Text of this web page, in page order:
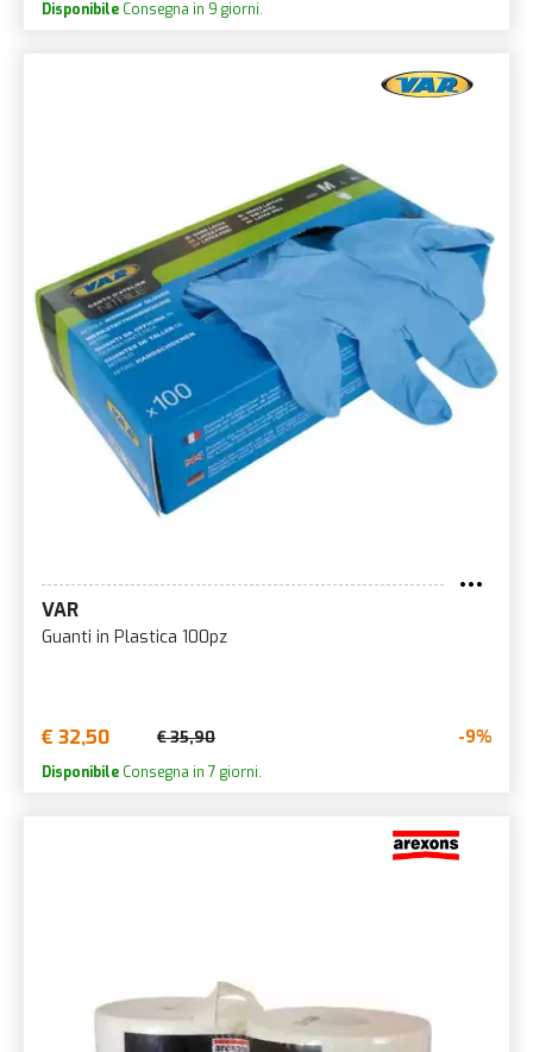
Disponibile Consegna in 9 giorni.
VAR
Guanti in Plastica 100pz
€ 32,50 € 35,90 -9%
Disponibile Consegna in 7 giorni.